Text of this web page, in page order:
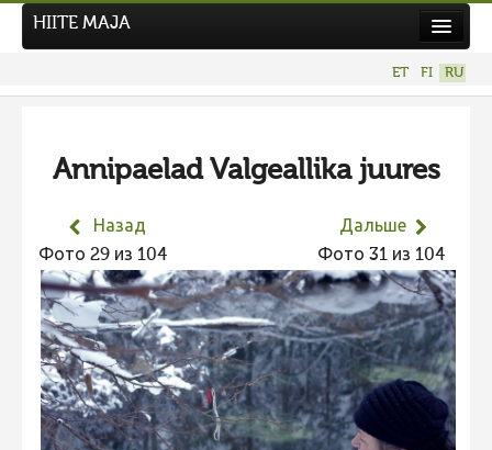
Hiite kuvavõistlus 2026
Фотоконкурс 2025
Не учитываются 2025
Видео 2025
Фотоконкурс 2024
Не учитываются 2024
Видео 2024
HIITE MAJA
ET FI RU
Annipaelad Valgeallika juures
Назад
Фото 29 из 104
Дальше
Фото 31 из 104